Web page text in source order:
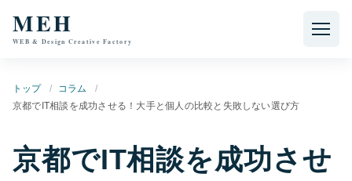
MEH
WEB & Design Creative Factory
トップ
コラム
京都でIT相談を成功させる！大手と個人の比較と失敗しない選び方
京都でIT相談を成功させ